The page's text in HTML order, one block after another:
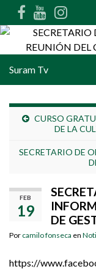
Search
Suram Tv
CURSO
DE LA
SECRETARIO DE
FEB
19
DE
Por camilo fonseca en
https://